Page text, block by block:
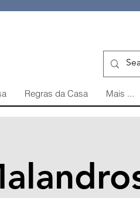
Regras da Casa Mais ...